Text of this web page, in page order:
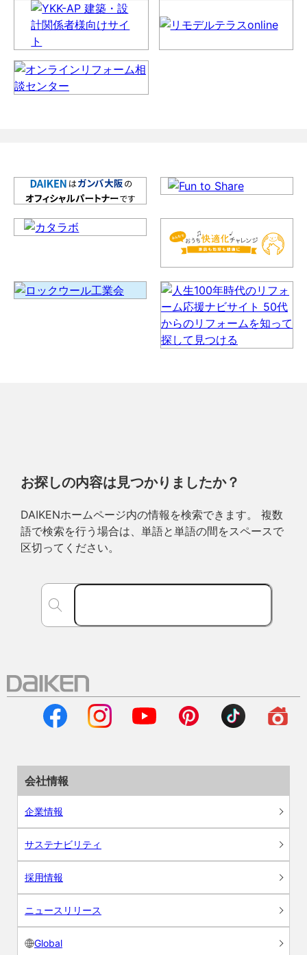
お探しの内容は見つかりましたか？
DAIKENホームページ内の情報を検索できます。 複数
語で検索を行う場合は、単語と単語の間をスペースで
区切ってください。
会社情報
企業情報
サステナビリティ
採用情報
ニュースリリース
Global